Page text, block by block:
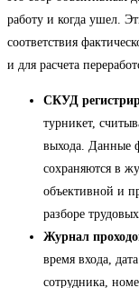
работу и когда ушел.
соответствия
и для расчета
СКУД
турникет,
выхода. Данные
сохраняются в
объективной и
разборе
Журнал
время входа,
сотрудника,